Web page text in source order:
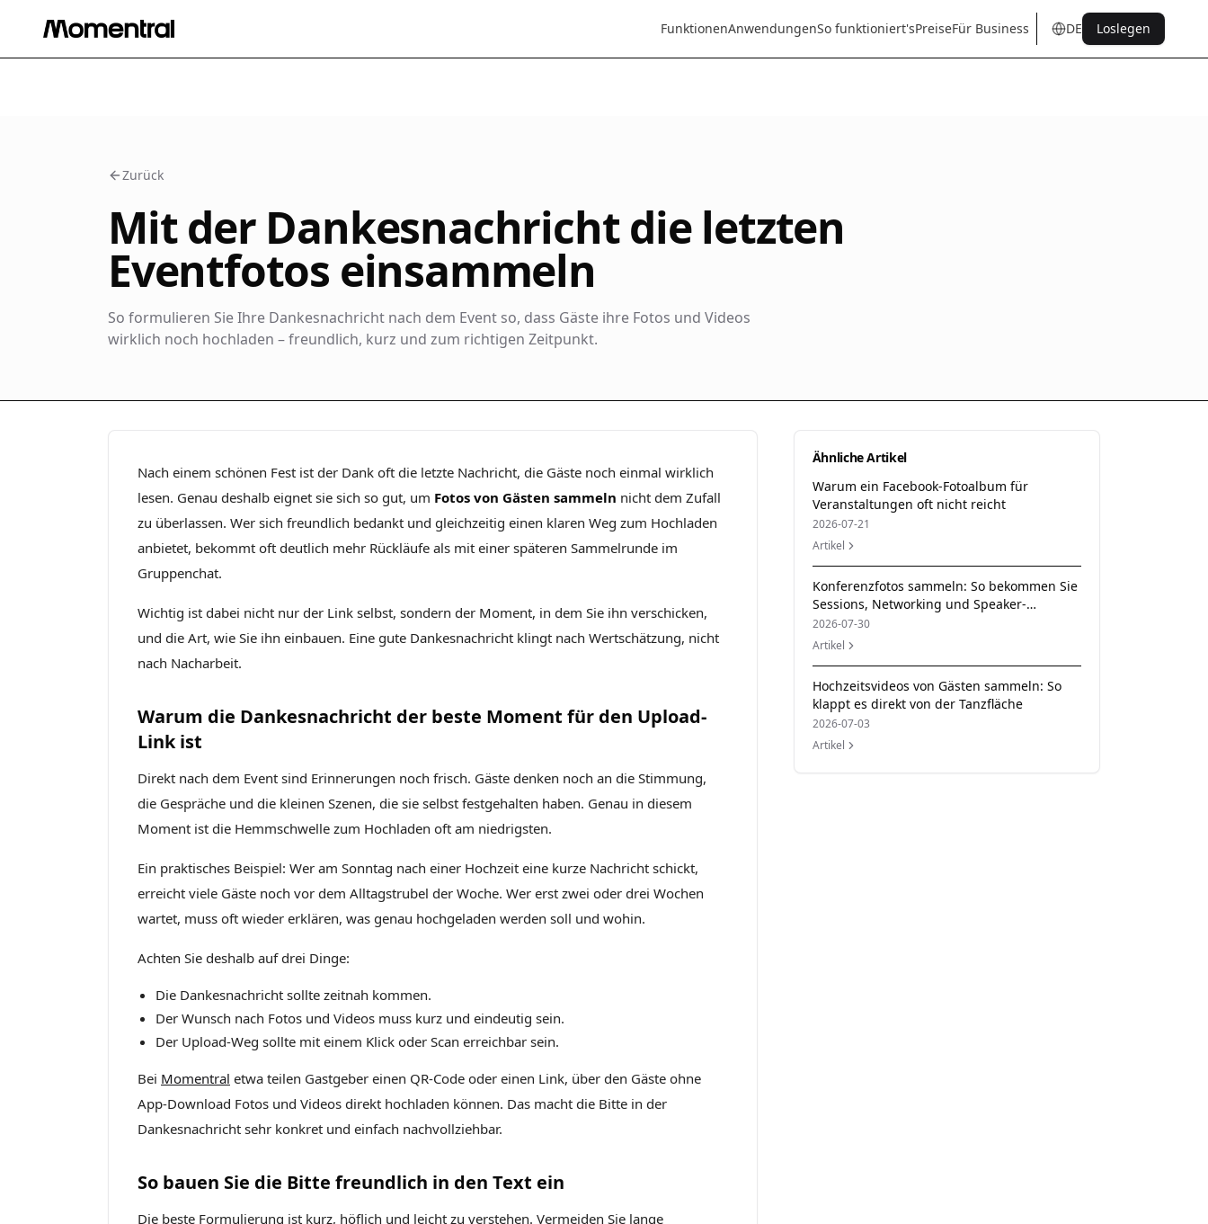
FunktionenAnwendungenSo funktioniert'sPreiseFür Business DE
entrde esitfrptnl sq
Loslegen
Zurück
Mit der Dankesnachricht die letzten
Eventfotos einsammeln
So formulieren Sie Ihre Dankesnachricht nach dem Event so, dass Gäste ihre Fotos und Videos
wirklich noch hochladen – freundlich, kurz und zum richtigen Zeitpunkt.
Nach einem schönen Fest ist der Dank oft die letzte Nachricht, die Gäste noch einmal wirklich
lesen. Genau deshalb eignet sie sich so gut, um Fotos von Gästen sammeln nicht dem Zufall
zu überlassen. Wer sich freundlich bedankt und gleichzeitig einen klaren Weg zum Hochladen
anbietet, bekommt oft deutlich mehr Rückläufe als mit einer späteren Sammelrunde im
Gruppenchat.
Wichtig ist dabei nicht nur der Link selbst, sondern der Moment, in dem Sie ihn verschicken,
und die Art, wie Sie ihn einbauen. Eine gute Dankesnachricht klingt nach Wertschätzung, nicht
nach Nacharbeit.
Warum die Dankesnachricht der beste Moment für den Upload-
Link ist
Direkt nach dem Event sind Erinnerungen noch frisch. Gäste denken noch an die Stimmung,
die Gespräche und die kleinen Szenen, die sie selbst festgehalten haben. Genau in diesem
Moment ist die Hemmschwelle zum Hochladen oft am niedrigsten.
Ein praktisches Beispiel: Wer am Sonntag nach einer Hochzeit eine kurze Nachricht schickt,
erreicht viele Gäste noch vor dem Alltagstrubel der Woche. Wer erst zwei oder drei Wochen
wartet, muss oft wieder erklären, was genau hochgeladen werden soll und wohin.
Achten Sie deshalb auf drei Dinge:
Die Dankesnachricht sollte zeitnah kommen.
Der Wunsch nach Fotos und Videos muss kurz und eindeutig sein.
Der Upload-Weg sollte mit einem Klick oder Scan erreichbar sein.
Bei Momentral etwa teilen Gastgeber einen QR-Code oder einen Link, über den Gäste ohne
App-Download Fotos und Videos direkt hochladen können. Das macht die Bitte in der
Dankesnachricht sehr konkret und einfach nachvollziehbar.
So bauen Sie die Bitte freundlich in den Text ein
Die beste Formulierung ist kurz, höflich und leicht zu verstehen. Vermeiden Sie lange
Ähnliche Artikel
Warum ein Facebook-Fotoalbum für
Veranstaltungen oft nicht reicht
2026-07-21
Artikel
Konferenzfotos sammeln: So bekommen Sie
Sessions, Networking und Speaker-
Momente zusammen
2026-07-30
Artikel
Hochzeitsvideos von Gästen sammeln: So
klappt es direkt von der Tanzfläche
2026-07-03
Artikel